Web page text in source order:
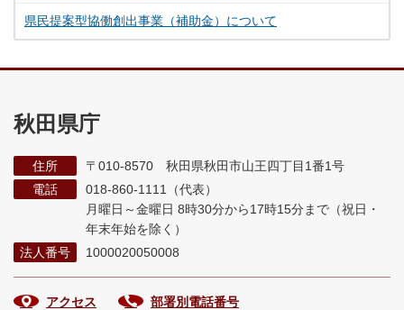
県民提案型協働創出事業（補助金）について
秋田県庁
住所
〒010-8570 秋田県秋田市山王四丁目1番1号
電話
018-860-1111（代表）
月曜日～金曜日 8時30分から17時15分まで （祝日・
年末年始を除く）
法人番号
1000020050008
アクセス 部署別電話番号